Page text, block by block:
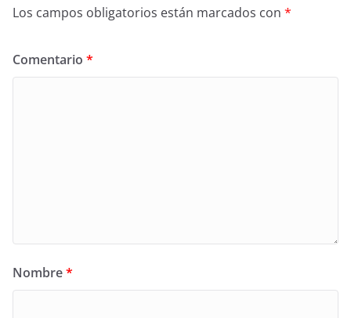
Los campos obligatorios están marcados con *
Comentario *
Nombre*